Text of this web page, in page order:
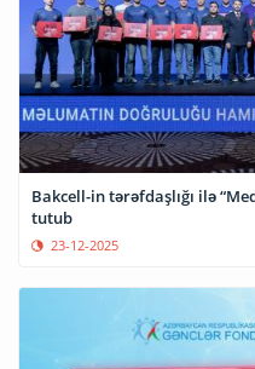
Bakcell-in tərəfdaşlığı ilə
tutub
23-12-2025